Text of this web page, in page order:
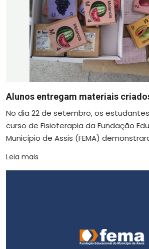
Alunos entregam materiais
No dia 22 de setembro, os
curso de Fisioterapia da Fundação
Município de Assis (FEMA)
Leia mais